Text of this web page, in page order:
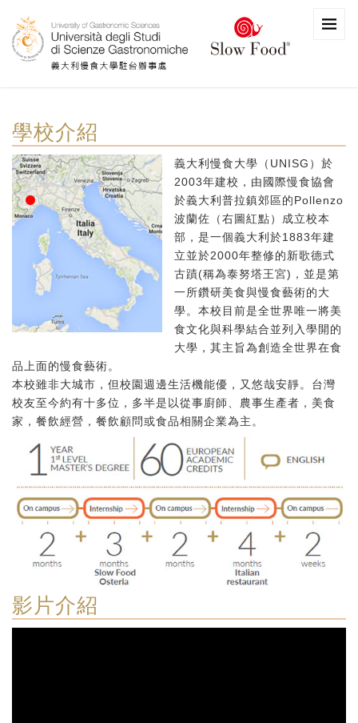
學校介紹
義大利慢食大學（UNISG）於
2003年建校，由國際慢食協會
於義大利普拉鎮郊區的Pollenzo
波蘭佐（右圖紅點）成立校本
部，是一個義大利於1883年建
立並於2000年整修的新歌德式
古蹟(稱為泰努塔王宮)，並是第
一所鑽研美食與慢食藝術的大
學。本校目前是全世界唯一將美
食文化與科學結合並列入學開的
大學，其主旨為創造全世界在食
品上面的慢食藝術。
本校雖非大城市，但校園週邊生活機能優，又悠哉安靜。台灣
校友至今約有十多位，多半是以從事廚師、農事生產者，美食
家，餐飲經營，餐飲顧問或食品相關企業為主。
影片介紹